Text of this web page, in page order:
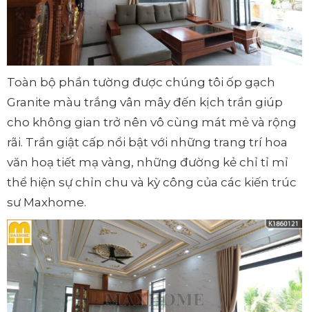
Toàn bộ phần tường được chúng tôi ốp gạch
Granite màu trắng vân mây đến kịch trần giúp
cho không gian trở nên vô cùng mát mẻ và rộng
rãi. Trần giật cấp nổi bật với những trang trí hoa
văn hoạ tiết mạ vàng, những đường kẻ chỉ tỉ mỉ
thể hiện sự chỉn chu và kỳ công của các kiến trúc
sư Maxhome.